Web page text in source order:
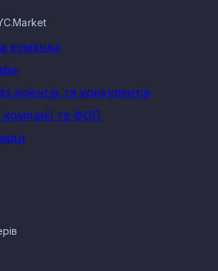
команда
клієнтів та конкурентів
компанії та ФОП